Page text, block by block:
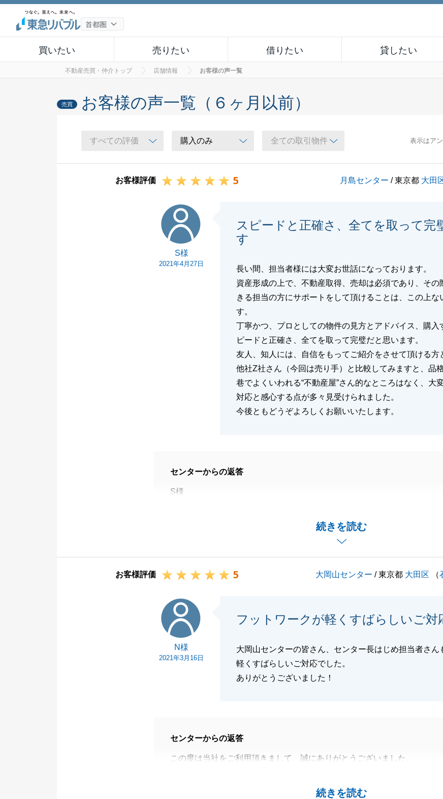
買いたい 売りたい 借りたい 貸したい
不動産売買・仲介トップ 店舗情報 お客様の声一覧
売買 お客様の声一覧（６ヶ月以前）
表示はア
お客様評価 5 月島センター / 東京都 大田
S様
2021年4月27日
スピードと正確さ、全てを取って完
す
長い間、担当者様には大変お世話になっております。
資産形成の上で、不動産取得、売却は必須であり、その
きる担当の方にサポートをして頂けることは、この上な
す。
丁寧かつ、プロとしての物件の見方とアドバイス、購入
ピードと正確さ、全てを取って完璧だと思います。
友人、知人には、自信をもってご紹介をさせて頂ける方
他社Z社さん（今回は売り手）と比較してみますと、品
巷でよくいわれる“不動産屋”さん的なところはなく、大
対応と感心する点が多々見受けられました。
今後ともどうぞよろしくお願いいたします。
続きを読む
センターからの返答
S様
させていただけたこと、心より感謝いたします。
今般のお取引はS様のご協力あってのものと思っております。あらためまし
今後もS様ならびにご紹介いただいている方々にも、ご期待以上のものを
今後とも、末永くお付き合いいただけましたら幸いです。
閉じる
お客様評価 5 大岡山センター / 東京都 大田区 （
N様
2021年3月16日
フットワークが軽くすばらしいご対
大岡山センターの皆さん、センター長はじめ担当者さん
軽くすばらしいご対応でした。
ありがとうございました！
続きを読む
センターからの返答
この度は当社をご利用頂きまして、誠にありがとうございました。
引き続き、末長いお付き合いを、何卒よろしくお願い申し上げます。